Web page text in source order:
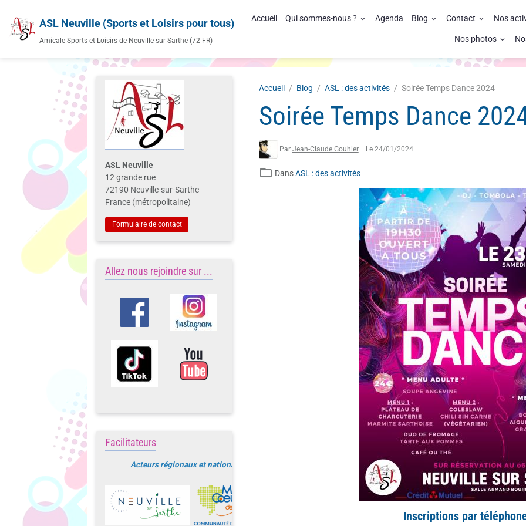
ASL Neuville (Sports et Loisirs pour tous)
Amicale Sports et Loisirs de Neuville-sur-Sarthe (72 FR)
Accueil Qui sommes-nous ? Agenda Blog Contact Nos
Nos photos
Accueil Blog ASL : des activités Soirée Temps Dance 2024
Soirée Temps Dance
Par Jean-Claude Gouhier Le 24/01/2024
DansASL : des activités
Inscriptions par
ASL Neuville
12 grande rue
72190 Neuville-sur-Sarthe
France (métropolitaine)
Formulaire de contact
Allez nous rejoindre sur ...
Facilitateurs
Acteurs régionaux et nationaux